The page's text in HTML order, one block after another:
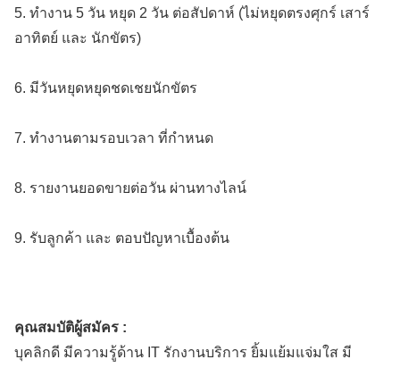
5. ทำงาน 5 วัน หยุด 2 วัน ต่อสัปดาห์ (ไม่หยุดตรงศุกร์ เสาร์
อาทิตย์ และ นักขัตร)
6. มีวันหยุดหยุดชดเชยนักขัตร
7. ทำงานตามรอบเวลา ที่กำหนด
8. รายงานยอดขายต่อวัน ผ่านทางไลน์
9. รับลูกค้า และ ตอบปัญหาเบื้องต้น
คุณสมบัติผู้สมัคร :
บุคลิกดี มีความรู้ด้าน IT รักงานบริการ ยิ้มแย้มแจ่มใส มี